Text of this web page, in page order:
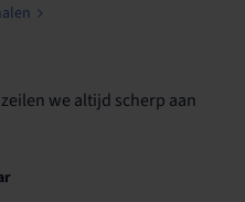
we altijd scherp aan